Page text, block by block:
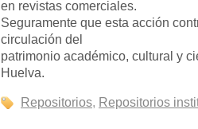
en revistas comerciales.
Seguramente que esta acción
circulación del
patrimonio académico, cultural y
Huelva.
Repositorios, Repositorios